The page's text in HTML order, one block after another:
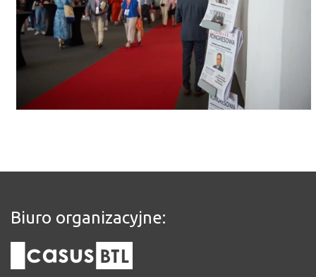
Biuro organizacyjne: